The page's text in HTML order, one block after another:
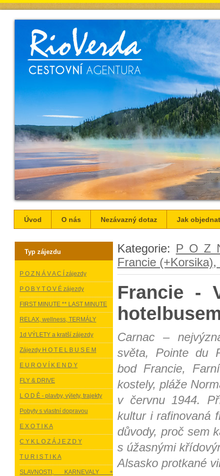
Úvod O nás Nezávazný dotaz Jak
Typ zájezdu
P O Z N Á V A C Í zájezdy
P O B Y T O V É zájezdy
FIRST MINUTE ** LAST MINUTE
RELAX, wellness, TERMÁLY
1d VÝLETY a kratší zájezdy
Zájezdy H O T E L B U S E M
E U R O V Í K E N D Y
FLY & DRIVE
L O D Ě - plavby, výlety, trajekty
Pobyty s vlastní dopravou
E X O T I K A
C Y K L O Z Á J E Z D Y
T U R I S T I K A
SLAVNOSTI, KARNEVALY +
Kategorie: P O Z
Francie (+Korsika),
Francie -
Carnac –
světa, Pointe du
bod Francie,
kostely, pláže
v červnu 1944.
kultur i rafinovaná
důvody, proč sem
s úžasnými
Alsasko protkané